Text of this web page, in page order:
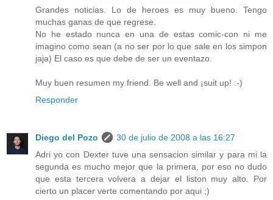
Grandes noticias. Lo de heroes es muy bueno. Tengo
muchas ganas de que regrese.
No he estado nunca en una de estas comic-con ni me
imagino como sean (a no ser por lo que sale en los simpon
jaja) El caso es que debe de ser un eventazo.
Muy buen resumen my friend. Be well and ¡suit up! :-)
Responder
Diego del Pozo
30 de julio de 2008 a las 16:27
Adri yo con Dexter tuve una sensacion similar y para mi la
segunda es mucho mejor que la primera, por eso no dudo
que esta tercera volvera a dejar el liston muy alto. Por
cierto un placer verte comentando por aqui ;)